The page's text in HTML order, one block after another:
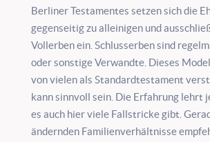
Berliner Testamentes setzen sich die
gegenseitig zu alleinigen und
Vollerben ein. Schlusserben sind
oder sonstige Verwandte. Dieses
von vielen als Standardtestament
kann sinnvoll sein. Die Erfahrung lehrt
es auch hier viele Fallstricke gibt.
ändernden Familienverhältnisse